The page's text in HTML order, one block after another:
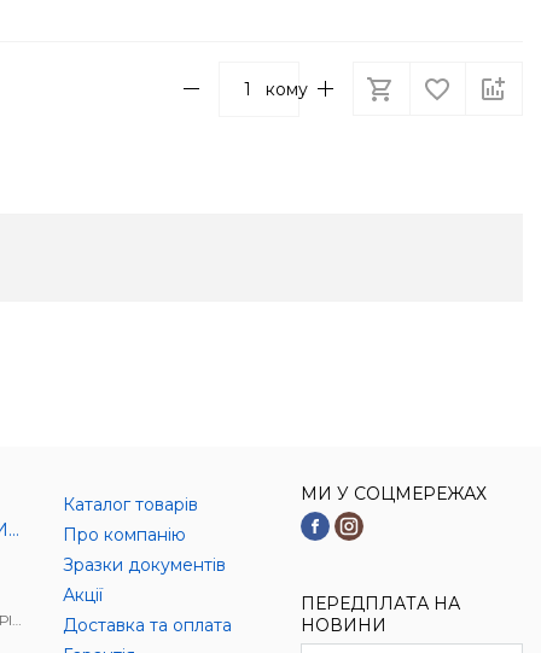
кому
Каталог товарів
Про компанію
Зразки документів
Акції
Доставка та оплата
МИ У СОЦМЕРЕЖАХ
ПЕРЕДПЛАТА НА
НОВИНИ